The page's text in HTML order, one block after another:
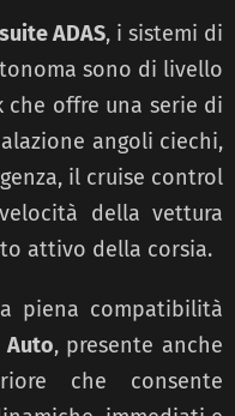
suite ADAS, i sistemi di
sono di livello
offre una serie di
angoli ciechi,
il cruise control
della vettura
attivo della corsia.
piena compatibilità
Auto, presente anche
che consente